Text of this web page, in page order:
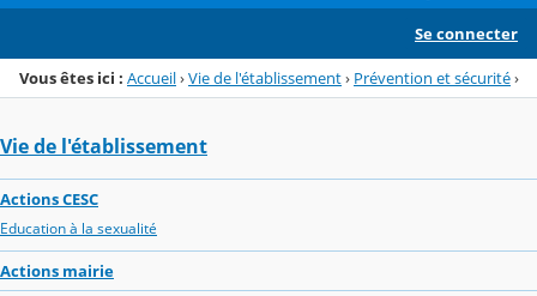
Se connecter
Vous êtes ici : Accueil›Vie de l'établissement› Prévention et sécurité›
Vie de l'établissement
Actions CESC
Education à la sexualité
Actions mairie